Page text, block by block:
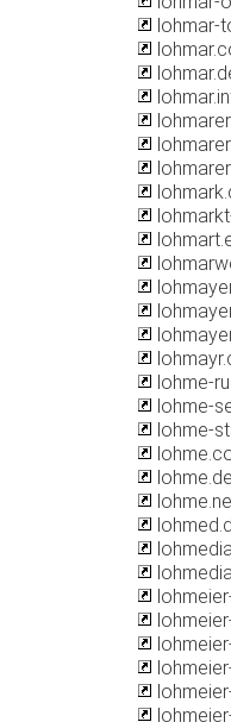
lohmar-
lohme-
lohme-
lohme-
lohme.de